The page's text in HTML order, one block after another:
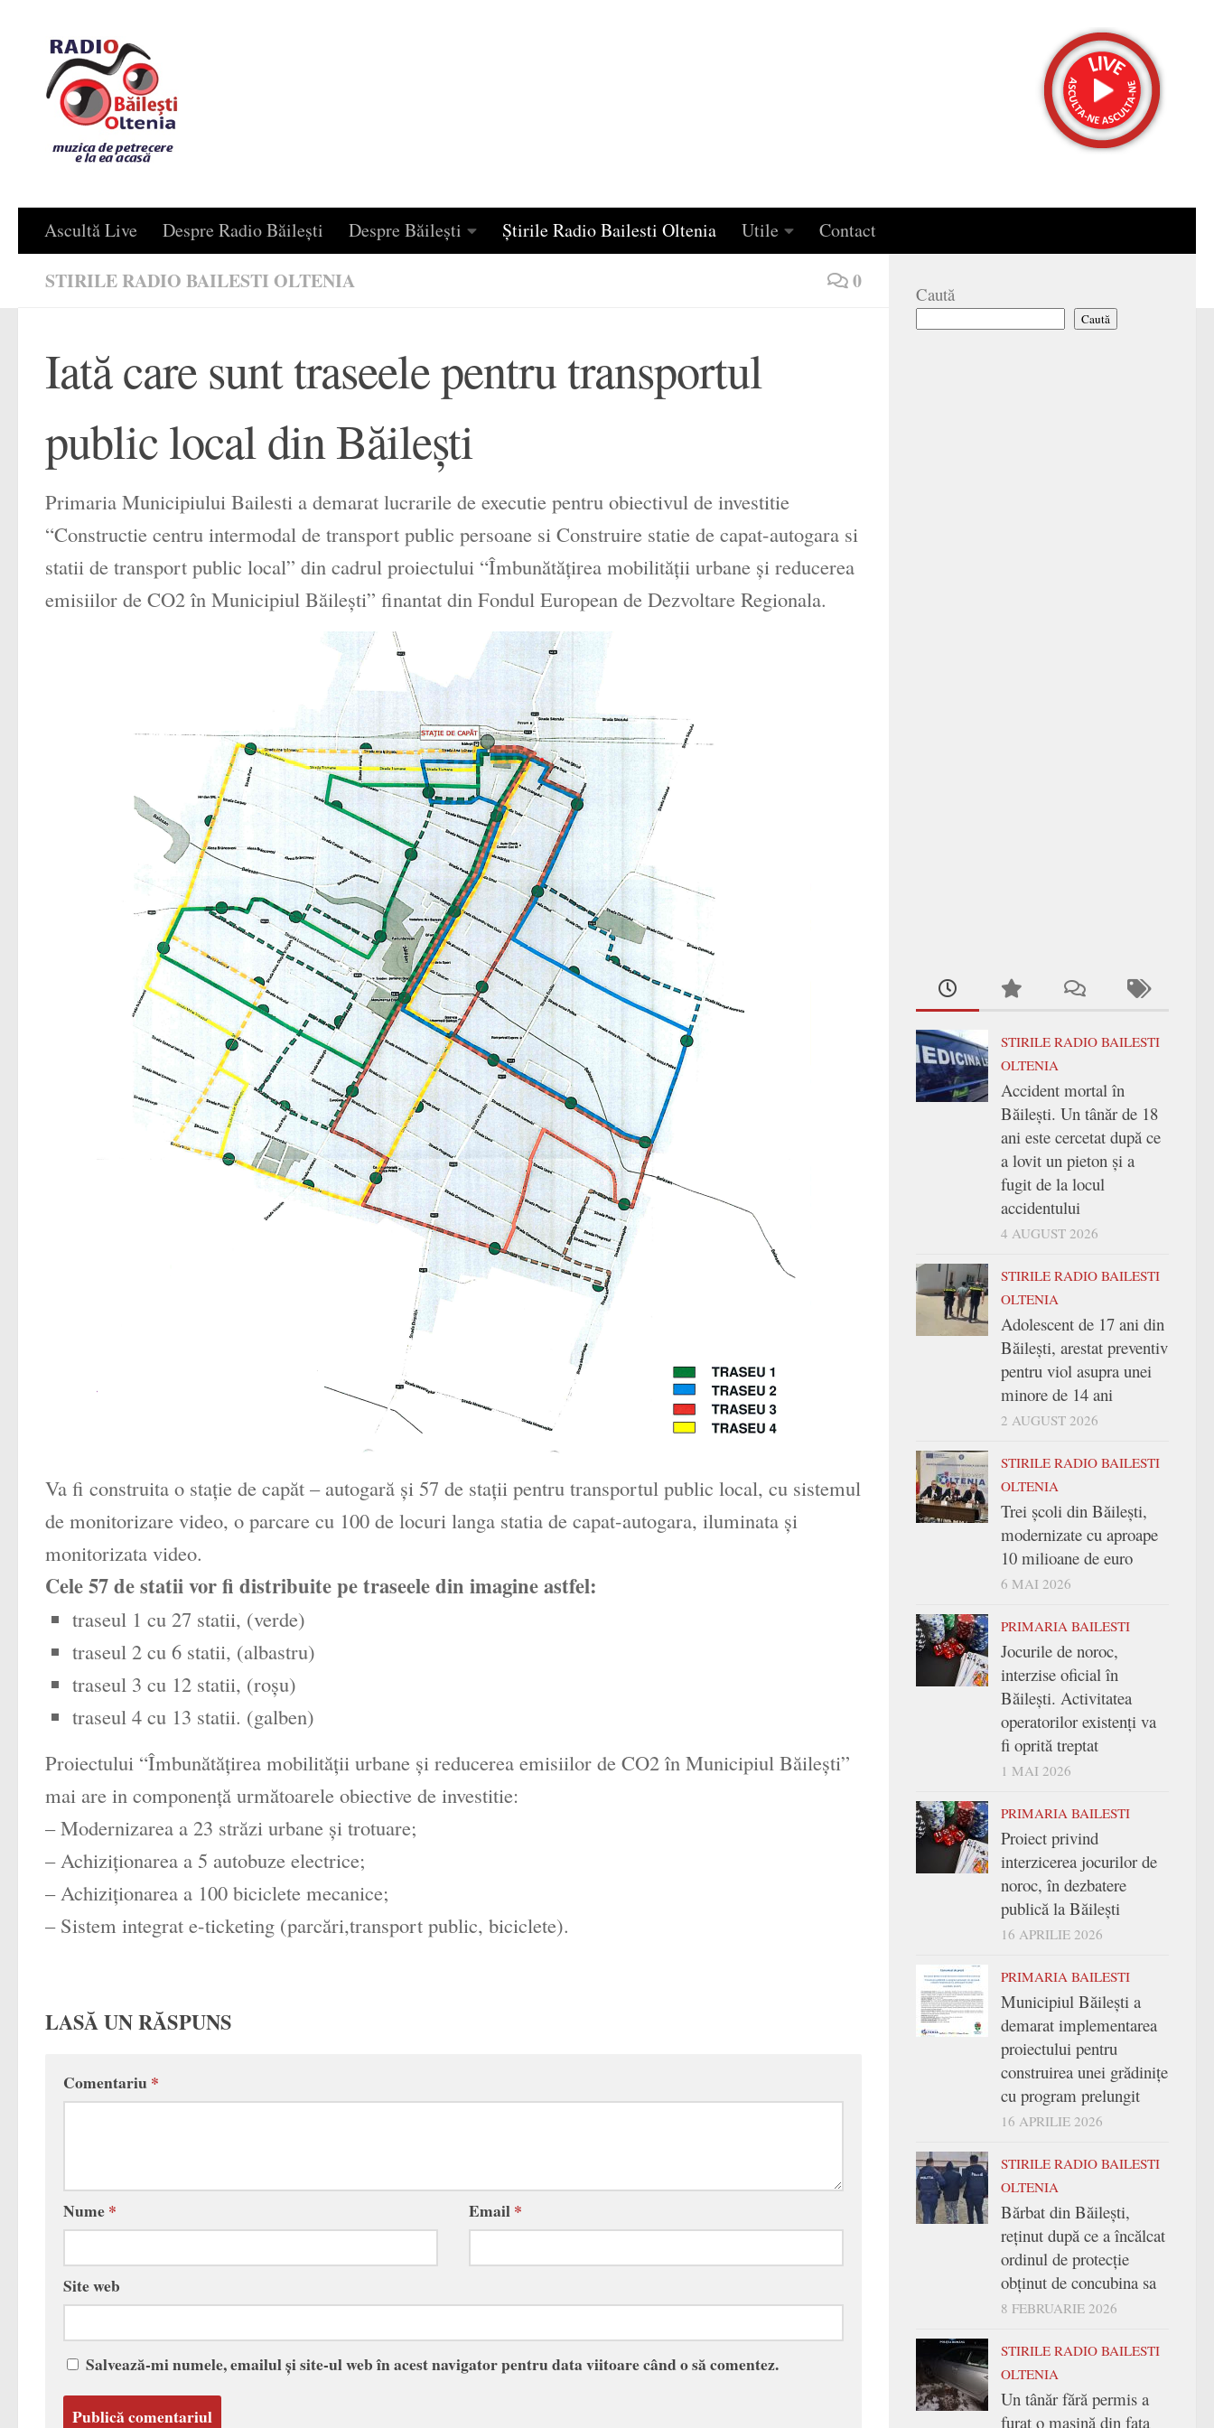
Ascultă Live Despre Radio Băilești Despre Băilești Știrile Radio Bailesti Oltenia Utile Contact
STIRILE RADIO BAILESTI OLTENIA 0
Iată care sunt traseele pentru transportul
public local din Băilești
Primaria Municipiului Bailesti a demarat lucrarile de executie pentru obiectivul de investitie
“Constructie centru intermodal de transport public persoane si Construire statie de capat-autogara si
statii de transport public local” din cadrul proiectului “Îmbunătățirea mobilității urbane și reducerea
emisiilor de CO2 în Municipiul Băilești” finantat din Fondul European de Dezvoltare Regionala.
Va fi construita o staţie de capăt – autogară şi 57 de staţii pentru transportul public local, cu sistemul
de monitorizare video, o parcare cu 100 de locuri langa statia de capat-autogara, iluminata şi
monitorizata video.
Cele 57 de statii vor fi distribuite pe traseele din imagine astfel:
traseul 1 cu 27 statii, (verde)
traseul 2 cu 6 statii, (albastru)
traseul 3 cu 12 statii, (roșu)
traseul 4 cu 13 statii. (galben)
Proiectului “Îmbunătățirea mobilității urbane și reducerea emisiilor de CO2 în Municipiul Băilești”
mai are in componenţă următoarele obiective de investitie:
– Modernizarea a 23 străzi urbane şi trotuare;
– Achiziţionarea a 5 autobuze electrice;
– Achiziţionarea a 100 biciclete mecanice;
– Sistem integrat e-ticketing (parcări,transport public, biciclete).
LASĂ UN RĂSPUNS
Comentariu*
Nume* Email*
Site web
Salvează-mi numele, emailul și site-ul web în acest navigator pentru data viitoare când o să comentez.
Caută
Caută
STIRILE RADIO BAILESTI
OLTENIA
Accident mortal în
Băilești. Un tânăr de 18
ani este cercetat după ce
a lovit un pieton și a
fugit de la locul
accidentului
4 AUGUST 2026
STIRILE RADIO BAILESTI
OLTENIA
Adolescent de 17 ani din
Băilești, arestat preventiv
pentru viol asupra unei
minore de 14 ani
2 AUGUST 2026
STIRILE RADIO BAILESTI
OLTENIA
Trei şcoli din Băileşti,
modernizate cu aproape
10 milioane de euro
6 MAI 2026
PRIMARIA BAILESTI
Jocurile de noroc,
interzise oficial în
Băilești. Activitatea
operatorilor existenți va
fi oprită treptat
1 MAI 2026
PRIMARIA BAILESTI
Proiect privind
interzicerea jocurilor de
noroc, în dezbatere
publică la Băilești
16 APRILIE 2026
PRIMARIA BAILESTI
Municipiul Băilești a
demarat implementarea
proiectului pentru
construirea unei grădinițe
cu program prelungit
16 APRILIE 2026
STIRILE RADIO BAILESTI
OLTENIA
Bărbat din Băilești,
reținut după ce a încălcat
ordinul de protecție
obținut de concubina sa
8 FEBRUARIE 2026
STIRILE RADIO BAILESTI
OLTENIA
Un tânăr fără permis a
furat o mașină din fața